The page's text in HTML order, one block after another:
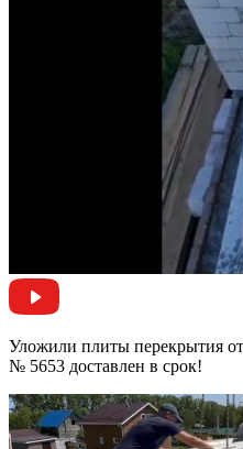
Уложили плиты перекрытия
№ 5653 доставлен в срок!